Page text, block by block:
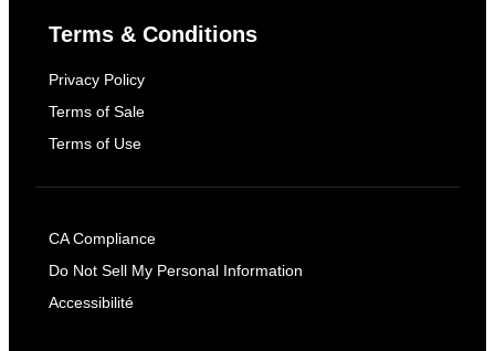
Terms & Conditions
Privacy Policy
Terms of Sale
Terms of Use
CA Compliance
Do Not Sell My Personal Information
Accessibilité